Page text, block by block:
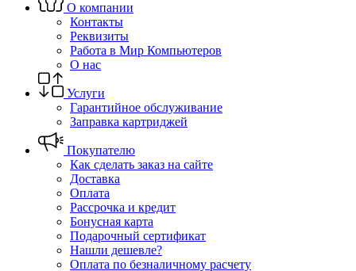
О компании
Контакты
Реквизиты
Работа в Мир Компьютеров
О нас
Услуги
Гарантийное обслуживание
Заправка картриджей
Покупателю
Как сделать заказ на сайте
Доставка
Оплата
Рассрочка и кредит
Бонусная карта
Подарочный сертификат
Нашли дешевле?
Оплата по безналичному расчету